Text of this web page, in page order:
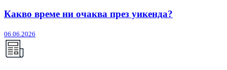
Какво време ни очаква през уикенда?
06.06.2026